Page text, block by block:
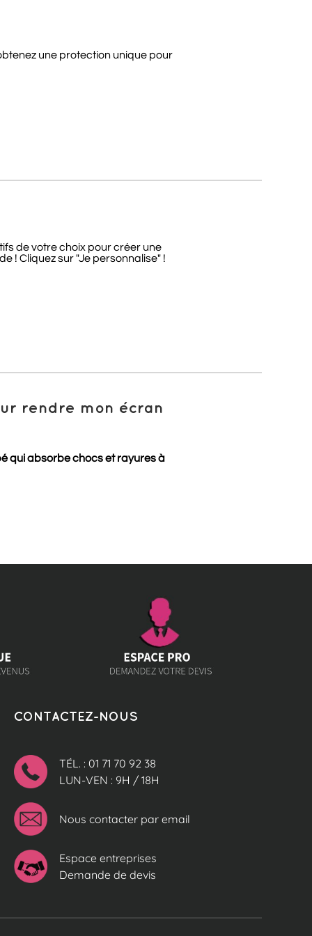
une protection unique pour
de votre choix pour créer une
! Cliquez sur "Je personnalise" !
rendre mon écran
qui absorbe chocs et rayures à
CONTACTEZ-NOUS
TÉL. : 01 71 70 92 38
LUN-VEN : 9H / 18H
Nous contacter par email
Espace entreprises
Demande de devis